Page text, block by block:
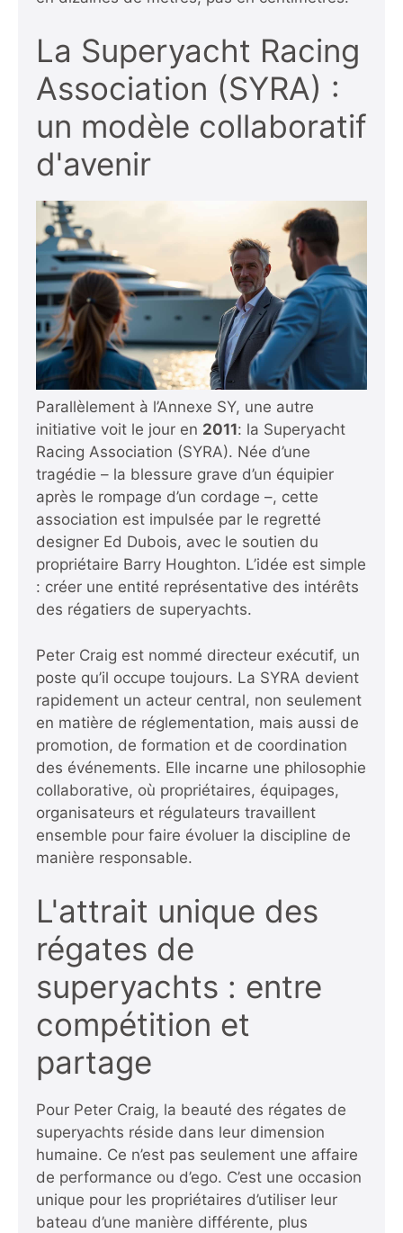
La Superyacht Racing
Association (SYRA) :
un modèle collaboratif
d'avenir
Parallèlement à l’Annexe SY, une autre
initiative voit le jour en 2011: la Superyacht
Racing Association (SYRA). Née d’une
tragédie – la blessure grave d’un équipier
après le rompage d’un cordage –, cette
association est impulsée par le regretté
designer Ed Dubois, avec le soutien du
propriétaire Barry Houghton. L’idée est simple
: créer une entité représentative des intérêts
des régatiers de superyachts.
Peter Craig est nommé directeur exécutif, un
poste qu’il occupe toujours. La SYRA devient
rapidement un acteur central, non seulement
en matière de réglementation, mais aussi de
promotion, de formation et de coordination
des événements. Elle incarne une philosophie
collaborative, où propriétaires, équipages,
organisateurs et régulateurs travaillent
ensemble pour faire évoluer la discipline de
manière responsable.
L'attrait unique des
régates de
superyachts : entre
compétition et
partage
Pour Peter Craig, la beauté des régates de
superyachts réside dans leur dimension
humaine. Ce n’est pas seulement une affaire
de performance ou d’ego. C’est une occasion
unique pour les propriétaires d’utiliser leur
bateau d’une manière différente, plus